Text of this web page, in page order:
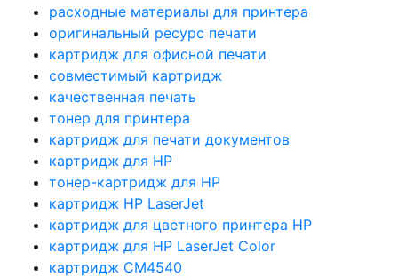
расходные материалы для принтера
оригинальный ресурс печати
картридж для офисной печати
совместимый картридж
качественная печать
тонер для принтера
картридж для печати документов
картридж для HP
тонер-картридж для HP
картридж HP LaserJet
картридж для цветного принтера HP
картридж для HP LaserJet Color
картридж CM4540